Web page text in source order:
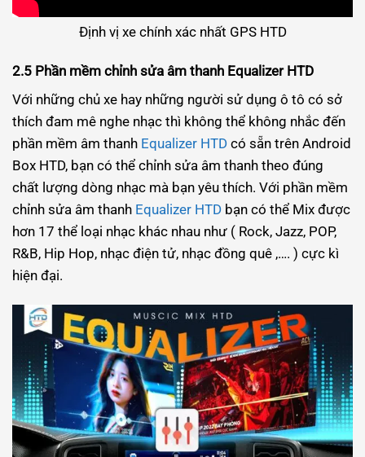
Định vị xe chính xác nhất GPS HTD
2.5 Phần mềm chỉnh sửa âm thanh Equalizer HTD
Với những chủ xe hay những người sử dụng ô tô có sở
thích đam mê nghe nhạc thì không thể không nhắc đến
phần mềm âm thanh Equalizer HTD có sẵn trên Android
Box HTD, bạn có thể chỉnh sửa âm thanh theo đúng
chất lượng dòng nhạc mà bạn yêu thích. Với phần mềm
chỉnh sửa âm thanh Equalizer HTD bạn có thể Mix được
hơn 17 thể loại nhạc khác nhau như ( Rock, Jazz, POP,
R&B, Hip Hop, nhạc điện tử, nhạc đồng quê ,…. ) cực kì
hiện đại.